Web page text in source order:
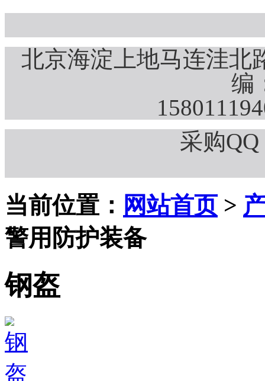
北京海淀上地马连洼北
编
采购QQ
当前位置： 网站首页>
警用防护装备
钢盔